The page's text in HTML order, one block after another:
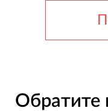
Обратите